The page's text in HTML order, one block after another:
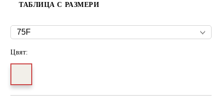
ТАБЛИЦА С РАЗМЕРИ
Цвят: